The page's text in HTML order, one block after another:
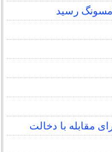
رسید
مقابله با دخالت